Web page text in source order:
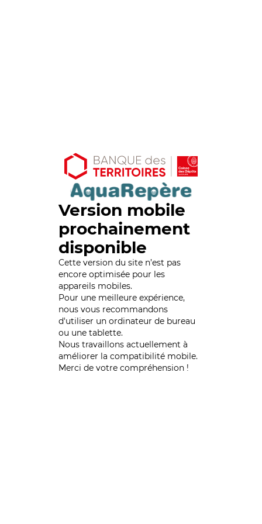
Version mobile
prochainement
disponible
Cette version du site n’est pas
encore optimisée pour les
appareils mobiles.
Pour une meilleure expérience,
nous vous recommandons
d'utiliser un ordinateur de bureau
ou une tablette.
Nous travaillons actuellement à
améliorer la compatibilité mobile.
Merci de votre compréhension !